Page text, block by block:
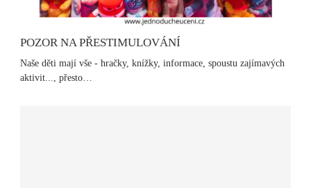
POZOR NA PŘESTIMULOVÁNÍ
Naše děti mají vše - hračky, knížky, informace, spoustu zajímavých
aktivit..., přesto…